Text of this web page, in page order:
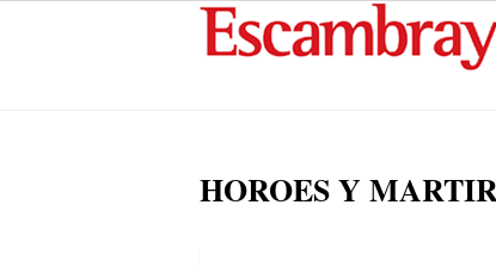
HOROES Y